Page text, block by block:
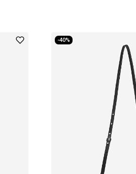
-40%